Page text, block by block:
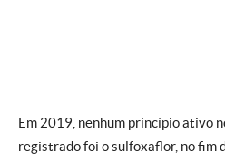
Em 2019, nenhum princípio ativo
registrado foi o sulfoxaflor, no fim